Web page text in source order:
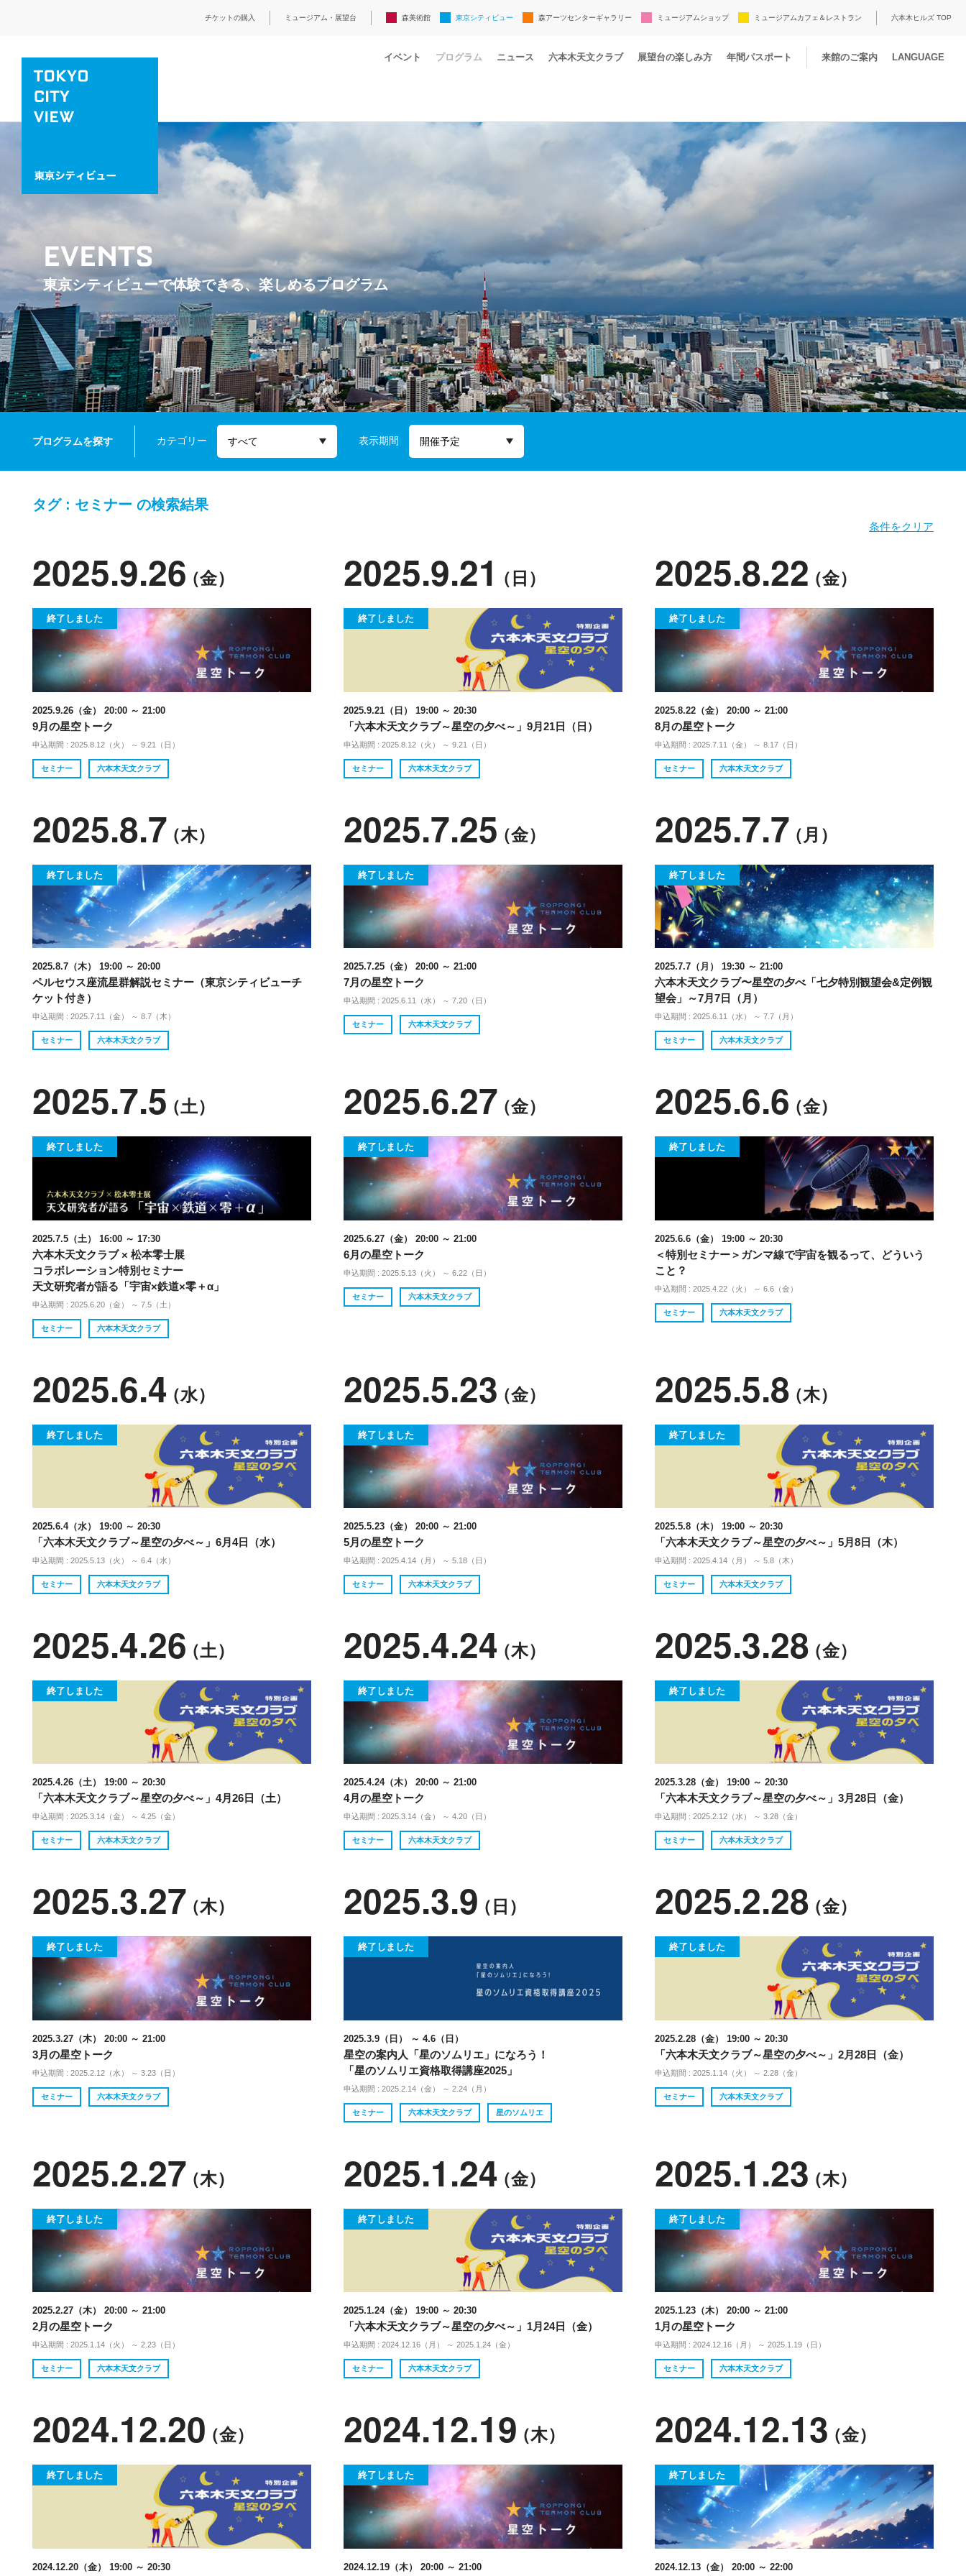
チケットの購入 ミュージアム・展望台 森美術館 東京シティビュー 森アーツセンターギャラリー ミュージアムショップ ミュージアムカフェ＆レストラン 六本木ヒルズ TOP
イベント プログラム ニュース 六本木天文クラブ 展望台の楽しみ方 年間パスポート 来館のご案内 LANGUAGE
EVENTS
東京シティビューで体験できる、楽しめるプログラム
プログラムを探す カテゴリー 表示期間
タグ : セミナー の検索結果
条件をクリア
2025.9.26（金）
終了しました
2025.9.26（金） 20:00 ～ 21:00
9月の星空トーク
申込期間 : 2025.8.12（火） ～ 9.21（日）
セミナー 六本木天文クラブ
2025.9.21 （日）
終了しました
2025.9.21（日） 19:00 ～ 20:30
「六本木天文クラブ～星空の夕べ～」9月21日（日）
申込期間 : 2025.8.12（火） ～ 9.21（日）
セミナー 六本木天文クラブ
2025.8.22（金）
終了しました
2025.8.22（金） 20:00 ～ 21:00
8月の星空トーク
申込期間 : 2025.7.11（金） ～ 8.17（日）
セミナー 六本木天文クラブ
2025.8.7（木）
終了しました
2025.8.7（木） 19:00 ～ 20:00
ペルセウス座流星群解説セミナー（東京シティビューチ
ケット付き）
申込期間 : 2025.7.11（金） ～ 8.7（木）
セミナー 六本木天文クラブ
2025.7.25（金）
終了しました
2025.7.25（金） 20:00 ～ 21:00
7月の星空トーク
申込期間 : 2025.6.11（水） ～ 7.20（日）
セミナー 六本木天文クラブ
2025.7.7（月）
終了しました
2025.7.7（月） 19:30 ～ 21:00
六本木天文クラブ〜星空の夕べ「七夕特別観望会&定例観
望会」～7月7日（月）
申込期間 : 2025.6.11（水） ～ 7.7（月）
セミナー 六本木天文クラブ
2025.7.5（土）
終了しました
2025.7.5（土） 16:00 ～ 17:30
六本木天文クラブ × 松本零士展
コラボレーション特別セミナー
天文研究者が語る「宇宙×鉄道×零＋α」
申込期間 : 2025.6.20（金） ～ 7.5（土）
セミナー 六本木天文クラブ
2025.6.27 （金）
終了しました
2025.6.27（金） 20:00 ～ 21:00
6月の星空トーク
申込期間 : 2025.5.13（火） ～ 6.22（日）
セミナー 六本木天文クラブ
2025.6.6（金）
終了しました
2025.6.6（金） 19:00 ～ 20:30
＜特別セミナー＞ガンマ線で宇宙を観るって、どういう
こと？
申込期間 : 2025.4.22（火） ～ 6.6（金）
セミナー 六本木天文クラブ
2025.6.4（水）
終了しました
2025.6.4（水） 19:00 ～ 20:30
「六本木天文クラブ～星空の夕べ～」6月4日（水）
申込期間 : 2025.5.13（火） ～ 6.4（水）
セミナー 六本木天文クラブ
2025.5.23（金）
終了しました
2025.5.23（金） 20:00 ～ 21:00
5月の星空トーク
申込期間 : 2025.4.14（月） ～ 5.18（日）
セミナー 六本木天文クラブ
2025.5.8（木）
終了しました
2025.5.8（木） 19:00 ～ 20:30
「六本木天文クラブ～星空の夕べ～」5月8日（木）
申込期間 : 2025.4.14（月） ～ 5.8（木）
セミナー 六本木天文クラブ
2025.4.26（土）
終了しました
2025.4.26（土） 19:00 ～ 20:30
「六本木天文クラブ～星空の夕べ～」4月26日（土）
申込期間 : 2025.3.14（金） ～ 4.25（金）
セミナー 六本木天文クラブ
2025.4.24（木）
終了しました
2025.4.24（木） 20:00 ～ 21:00
4月の星空トーク
申込期間 : 2025.3.14（金） ～ 4.20（日）
セミナー 六本木天文クラブ
2025.3.28（金）
終了しました
2025.3.28（金） 19:00 ～ 20:30
「六本木天文クラブ～星空の夕べ～」3月28日（金）
申込期間 : 2025.2.12（水） ～ 3.28（金）
セミナー 六本木天文クラブ
2025.3.27 （木）
終了しました
2025.3.27（木） 20:00 ～ 21:00
3月の星空トーク
申込期間 : 2025.2.12（水） ～ 3.23（日）
セミナー 六本木天文クラブ
2025.3.9（日）
終了しました
2025.3.9（日） ～ 4.6（日）
星空の案内人「星のソムリエ」になろう！
「星のソムリエ資格取得講座2025」
申込期間 : 2025.2.14（金） ～ 2.24（月）
セミナー 六本木天文クラブ 星のソムリエ
2025.2.28（金）
終了しました
2025.2.28（金） 19:00 ～ 20:30
「六本木天文クラブ～星空の夕べ～」2月28日（金）
申込期間 : 2025.1.14（火） ～ 2.28（金）
セミナー 六本木天文クラブ
2025.2.27（木）
終了しました
2025.2.27（木） 20:00 ～ 21:00
2月の星空トーク
申込期間 : 2025.1.14（火） ～ 2.23（日）
セミナー 六本木天文クラブ
2025.1.24（金）
終了しました
2025.1.24（金） 19:00 ～ 20:30
「六本木天文クラブ～星空の夕べ～」1月24日（金）
申込期間 : 2024.12.16（月） ～ 2025.1.24（金）
セミナー 六本木天文クラブ
2025.1.23（木）
終了しました
2025.1.23（木） 20:00 ～ 21:00
1月の星空トーク
申込期間 : 2024.12.16（月） ～ 2025.1.19（日）
セミナー 六本木天文クラブ
2024.12.20（金）
終了しました
2024.12.20（金） 19:00 ～ 20:30
2024.12.19（木）
終了しました
2024.12.19（木） 20:00 ～ 21:00
2024.12.13（金）
終了しました
2024.12.13（金） 20:00 ～ 22:00